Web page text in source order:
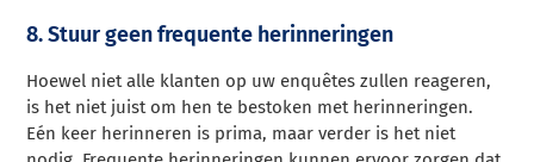
8. Stuur geen frequente herinneringen
Hoewel niet alle klanten op uw enquêtes zullen reageren,
is het niet juist om hen te bestoken met herinneringen.
Eén keer herinneren is prima, maar verder is het niet